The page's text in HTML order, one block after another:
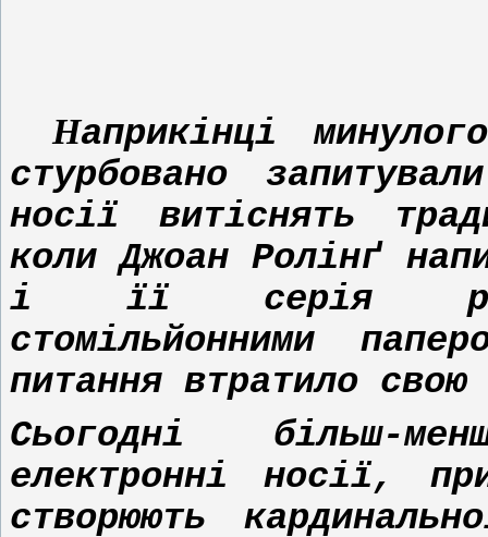
Наприкінці
стурбовано
носії витіснять
коли Джоан Ролінґ
і її серія
стомільйонними
питання втратило свою
Сьогодні більш-
електронні носії,
створюють